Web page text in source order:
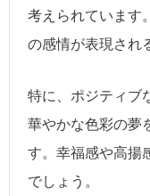
考えられています
の感情が表現され
特に、ポジティブ
華やかな色彩の夢
す。幸福感や高揚
でしょう。